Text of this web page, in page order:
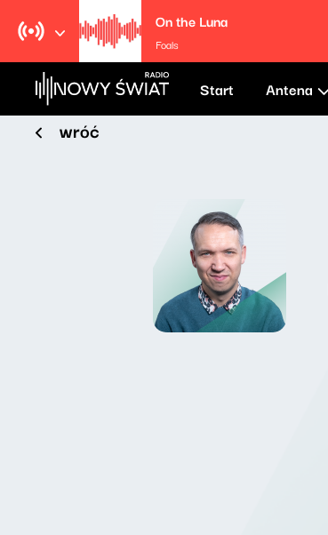
On the Luna
Foals
Start Antena
wróć